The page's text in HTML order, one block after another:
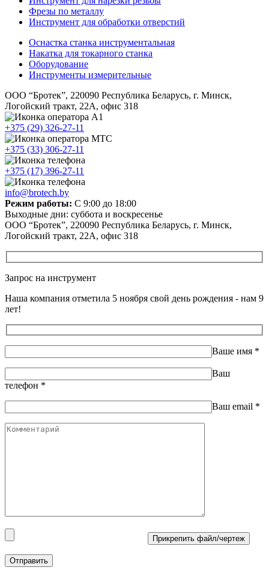
Фрезы по металлу
Инструмент для обработки отверстий
Оснастка станка инструментальная
Накатка для токарного станка
Оборудование
Инструменты измерительные
ООО “Бротек”, 220090 Республика Беларусь, г. Минск,
Логойский тракт, 22А, офис 318
+375 (29) 326-27-11
+375 (33) 306-27-11
+375 (17) 396-27-11
info@brotech.by
Режим работы: С 9:00 до 18:00
Выходные дни: суббота и воскресенье
ООО “Бротек”, 220090 Республика Беларусь, г. Минск,
Логойский тракт, 22А, офис 318
Запрос на инструмент
Наша компания отметила 5 ноября свой день рождения - нам 9
лет!
Ваше имя *
Ваш
телефон *
Ваш email *
Прикрепить файл/чертеж